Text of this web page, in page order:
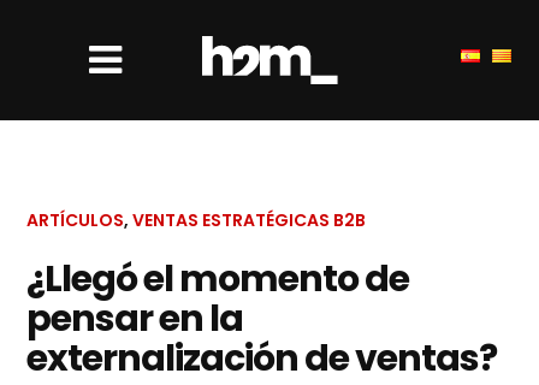
ARTÍCULOS,VENTAS ESTRATÉGICAS B2B
¿Llegó el momento de
pensar en la
externalización de ventas?